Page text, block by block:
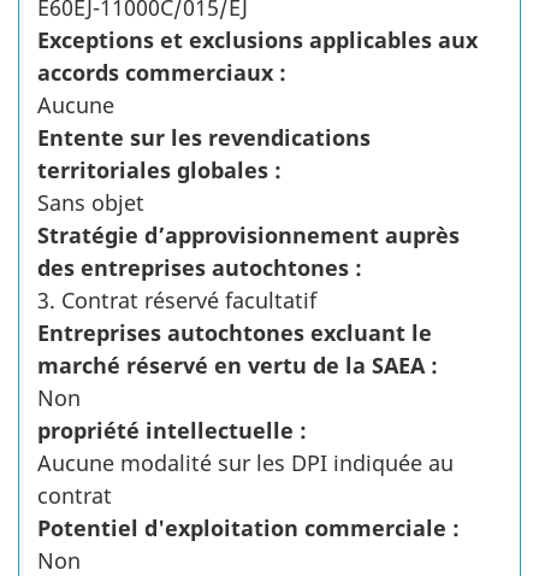
E60EJ-11000C/015/EJ
Exceptions et exclusions applicables aux
accords commerciaux :
Aucune
Entente sur les revendications
territoriales globales :
Sans objet
Stratégie d’approvisionnement auprès
des entreprises autochtones :
3. Contrat réservé facultatif
Entreprises autochtones excluant le
marché réservé en vertu de la SAEA :
Non
propriété intellectuelle :
Aucune modalité sur les DPI indiquée au
contrat
Potentiel d'exploitation commerciale :
Non